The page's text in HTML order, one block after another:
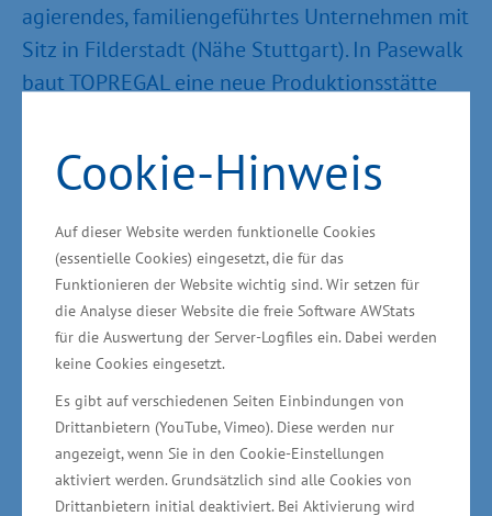
Cookie-Hinweis
Auf dieser Website werden funktionelle Cookies
(essentielle Cookies) eingesetzt, die für das
Funktionieren der Website wichtig sind. Wir setzen für
die Analyse dieser Website die freie Software AWStats
für die Auswertung der Server-Logfiles ein. Dabei werden
keine Cookies eingesetzt.
Es gibt auf verschiedenen Seiten Einbindungen von
Drittanbietern (YouTube, Vimeo). Diese werden nur
angezeigt, wenn Sie in den Cookie-Einstellungen
aktiviert werden. Grundsätzlich sind alle Cookies von
Drittanbietern initial deaktiviert. Bei Aktivierung wird
agierendes, familiengeführtes Unternehmen mit
Sitz in Filderstadt (Nähe Stuttgart). In Pasewalk
baut TOPREGAL eine neue Produktionsstätte
Schwerlastregalen. „Vor Ort werden die
gesamte Bandbreite des
Serviceleistungen angeboten“, so Glawe weiter.
Dieses sind die Produktion und Endmontage,
das Lackieren, die Wartung und Reparatur, der
Warenumschlag (Logistik) sowie ein
überregional agierendes Serviceteam. Zur
Umsetzung des Vorhabens ist es geplant, vier
Hallen aus Stahl-Fachwerken mit Betonstützen
zu errichten. Die Hallen bieten eine Nutzfläche
von insgesamt circa 19.500 Quadratmetern.